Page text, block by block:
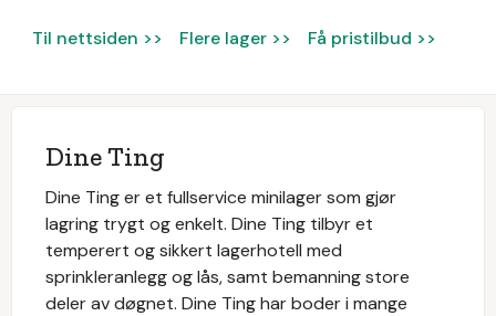
Til nettsiden >> Flere lager >> Få pristilbud >>
Dine Ting
Dine Ting er et fullservice minilager som gjør
lagring trygt og enkelt. Dine Ting tilbyr et
temperert og sikkert lagerhotell med
sprinkleranlegg og lås, samt bemanning store
deler av døgnet. Dine Ting har boder i mange